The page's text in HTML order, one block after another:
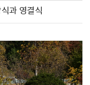
과 영결식